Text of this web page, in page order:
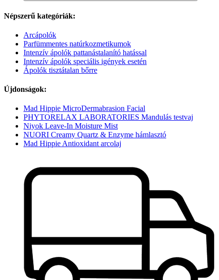
Népszerű kategóriák:
Arcápolók
Parfümmentes natúrkozmetikumok
Intenzív ápolók pattanástalanító hatással
Intenzív ápolók speciális igények esetén
Ápolók tisztátalan bőrre
Újdonságok:
Mad Hippie MicroDermabrasion Facial
PHYTORELAX LABORATORIES Mandulás testvaj
Niyok Leave-In Moisture Mist
NUORI Creamy Quartz & Enzyme hámlasztó
Mad Hippie Antioxidant arcolaj